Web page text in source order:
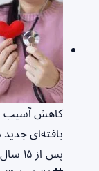
کاهش آسیب
یافته‌ای
پس از ۱۵ سال یا بیشتر